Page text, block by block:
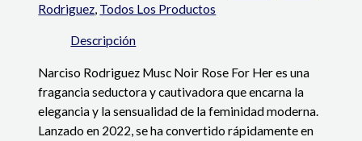
Rodriguez, Todos Los Productos
Descripción
Narciso Rodriguez Musc Noir Rose For Her es una
fragancia seductora y cautivadora que encarna la
elegancia y la sensualidad de la feminidad moderna.
Lanzado en 2022, se ha convertido rápidamente en